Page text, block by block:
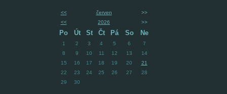
<< červen
>>
<<
2026 >>
Po Út St Čt Pá So Ne
1 2 3 4 5 6
7
8
9 10 11 12 13
14
15
16 17 18 19 20
21
22
23 24 25 26 27
28
29
30